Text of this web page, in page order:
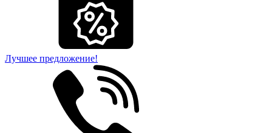
Лучшее предложение!